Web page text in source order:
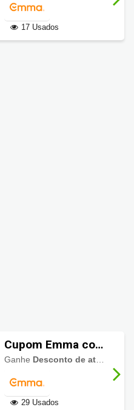
desconto
17 Usados
Cupom Emma com
até 10% de
Ganhe Desconto de até 10%
29 Usados